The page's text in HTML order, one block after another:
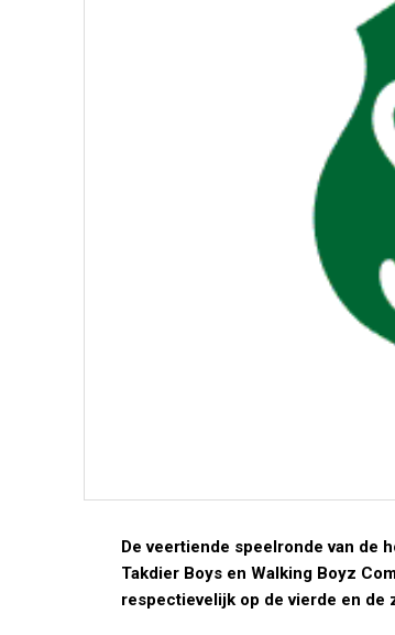
De veertiende speelronde van de
Takdier Boys en Walking Boyz
respectievelijk op de vierde en de